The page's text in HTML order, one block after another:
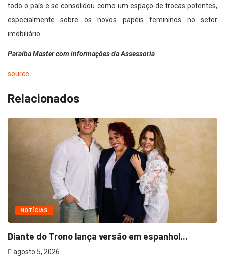
todo o país e se consolidou como um espaço de trocas potentes,
especialmente sobre os novos papéis femininos no setor
imobiliário.
Paraíba Master com informações da Assessoria
source
Relacionados
NOTÍCIAS
Diante do Trono lança versão em espanhol...
agosto 5, 2026